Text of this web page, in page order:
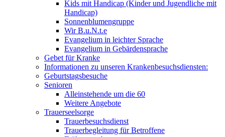
Kids mit Handicap (Kinder und Jugendliche mit
Handicap)
Sonnenblumengruppe
Wir B.u.N.t.e
Evangelium in leichter Sprache
Evangelium in Gebärdensprache
Gebet für Kranke
Informationen zu unseren Krankenbesuchsdiensten:
Geburtstagsbesuche
Senioren
Alleinstehende um die 60
Weitere Angebote
Trauerseelsorge
Trauerbesuchsdienst
Trauerbegleitung für Betroffene